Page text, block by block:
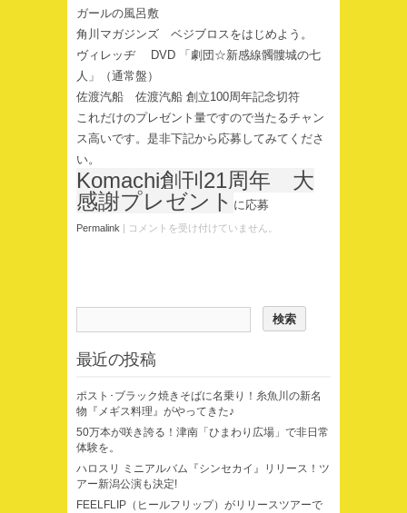
ガールの風呂敷
角川マガジンズ ベジブロスをはじめよう。
ヴィレッヂ DVD 「劇団☆新感線髑髏城の七
人」（通常盤）
佐渡汽船 佐渡汽船 創立100周年記念切符
これだけのプレゼント量ですので当たるチャン
ス高いです。是非下記から応募してみてくださ
い。
Komachi創刊21周年 大
感謝プレゼント に応募
Permalink | コメントを受け付けていません。
最近の投稿
ポスト･ブラック焼きそばに名乗り！糸魚川の新名
物『メギス料理』がやってきた♪
50万本が咲き誇る！津南「ひまわり広場」で非日常
体験を。
ハロスリ ミニアルバム『シンセカイ』リリース！ツ
アー新潟公演も決定!
FEELFLIP（ヒールフリップ）がリリースツアーで